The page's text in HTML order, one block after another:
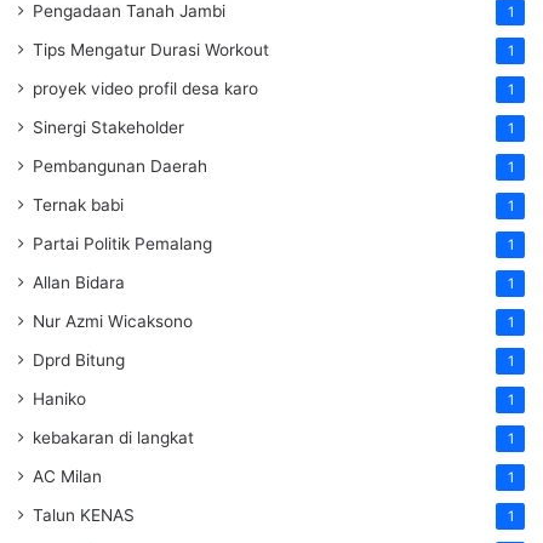
Pengadaan Tanah Jambi 1
Tips Mengatur Durasi Workout 1
proyek video profil desa karo 1
Sinergi Stakeholder 1
Pembangunan Daerah 1
Ternak babi 1
Partai Politik Pemalang 1
Allan Bidara 1
Nur Azmi Wicaksono 1
Dprd Bitung 1
Haniko 1
kebakaran di langkat 1
AC Milan 1
Talun KENAS 1